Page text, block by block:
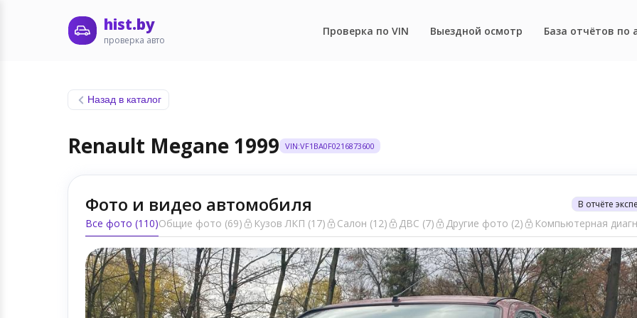
hist.by
проверка авто
Проверка по VIN Выездной осмотр База отчётов по
Назад в каталог
Renault Megane 1999 VIN:VF1BA0F0216873600
Фото и видео автомобиля В отчёте
Все фото (110)Общие фото (69) Кузов ЛКП (17) Салон (12) ДВС (7) Другие фото (2) Компьютерная